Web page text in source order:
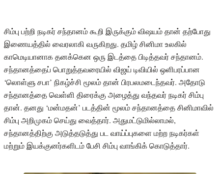
சிம்பு பற்றி நடிகர் சந்தானம் கூறி இருக்கும் விஷயம் தான் தற்போது
இணையத்தில் வைரலாகி வருகிறது. தமிழ் சினிமா உலகில்
காமெடியானாக தனக்கென ஒரு இடத்தை பிடித்தவர் சந்தானம்.
சந்தானத்தைப் பொறுத்தவரையில் விஜய் டிவியில் ஒளிபரப்பான
‘லொள்ளு சபா’ நிகழ்ச்சி மூலம் தான் பிரபலமடைந்தவர். அதோடு
சந்தானத்தை வெள்ளி திரைக்கு அழைத்து வந்தவர் நடிகர் சிம்பு
தான். தனது ‘மன்மதன்’ படத்தின் மூலம் சந்தானத்தை சினிமாவில்
சிம்பு அறிமுகம் செய்து வைத்தார். அதுமட்டுமில்லாமல்,
சந்தானத்திற்கு அடுத்தடுத்து பட வாய்ப்புகளை மற்ற நடிகர்கள்
மற்றும் இயக்குனர்களிடம் பேசி சிம்பு வாங்கிக் கொடுத்தார்.